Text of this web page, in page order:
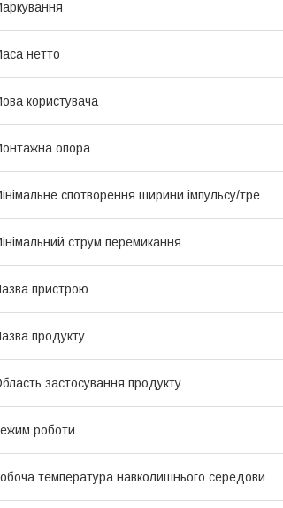
нетто
користувача
опора
спотворення ширини імпульсу/тре
струм перемикання
пристрою
продукту
застосування продукту
роботи
температура навколишнього середови